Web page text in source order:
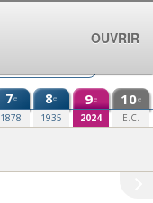
7e
1878
8e
1935
9e
2024
10e
E.C.
OUVRIR